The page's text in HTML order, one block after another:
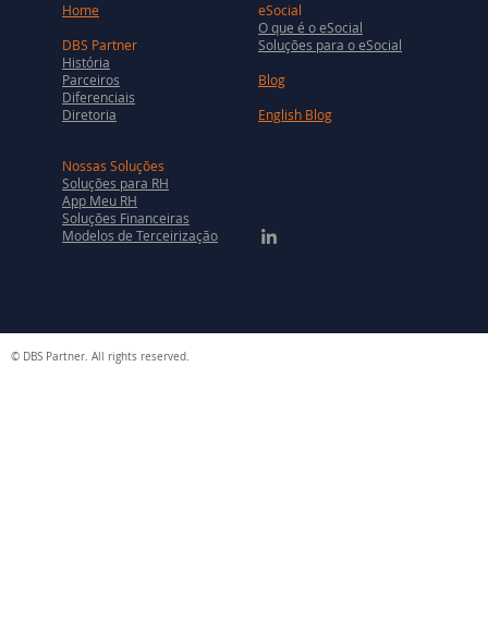
Home
DBS Partner
História
Parceiros
Diferenciais
Diretoria
eSocial
O que é o eSocial
Soluções para o eSocial
Blog
English Blog
Nossas Soluções
Soluções para RH
App Meu RH
Soluções Financeiras
Modelos de Terceirização
© DBS Partner. All rights reserved.